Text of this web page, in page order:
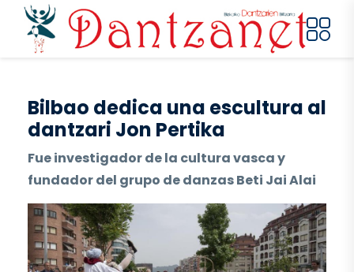
Pasar al contenido principal
Bilbao dedica una escultura al
dantzari Jon Pertika
Fue investigador de la cultura vasca y
fundador del grupo de danzas Beti Jai Alai